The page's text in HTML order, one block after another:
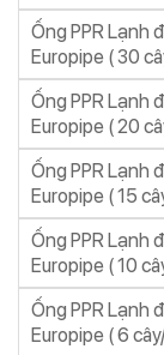
Ống PPR Lạnh
Europipe ( 30
Ống PPR Lạnh
Europipe ( 20
Ống PPR Lạnh
Europipe ( 15
Ống PPR Lạnh
Europipe ( 10
Ống PPR Lạnh
Europipe ( 6